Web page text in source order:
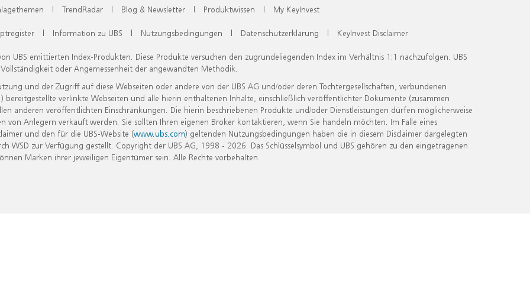
| TrendRadar | Blog & Newsletter | Produktwissen | My KeyInvest
| Information zu UBS | Nutzungsbedingungen | Datenschutzerklärung | KeyInvest Disclaimer
UBS emittierten Index-Produkten. Diese Produkte versuchen den zugrundeliegenden Index im Verhältnis 1:1 nachzufolgen. UBS
oder Angemessenheit der angewandten Methodik.
und der Zugriff auf diese Webseiten oder andere von der UBS AG und/oder deren Tochtergesellschaften, verbundenen
verlinkte Webseiten und alle hierin enthaltenen Inhalte, einschließlich veröffentlichter Dokumente (zusammen
anderen veröffentlichten Einschränkungen. Die hierin beschriebenen Produkte und/oder Dienstleistungen dürfen möglicherweise
Anlegern verkauft werden. Sie sollten Ihren eigenen Broker kontaktieren, wenn Sie handeln möchten. Im Falle eines
und den für die UBS-Website (www.ubs.com) geltenden Nutzungsbedingungen haben die in diesem Disclaimer dargelegten
zur Verfügung gestellt. Copyright der UBS AG, 1998 - 2026. Das Schlüsselsymbol und UBS gehören zu den eingetragenen
Marken ihrer jeweiligen Eigentümer sein. Alle Rechte vorbehalten.